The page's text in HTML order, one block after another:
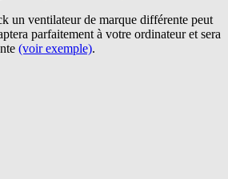
un ventilateur de marque différente peut
parfaitement à votre ordinateur et sera
(voir exemple).